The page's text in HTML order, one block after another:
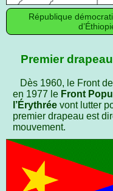
République
Premier
Dès 1960, le Front
en 1977 le Front
l’Érythrée vont lutter
premier drapeau est
mouvement.